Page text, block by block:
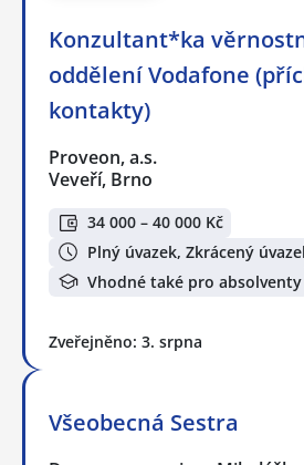
Konzultant*ka
oddělení Vodafone
kontakty)
Proveon, a.s.
Veveří, Brno
34 000 – 40 000 Kč
Plný úvazek, Zkrácený
Vhodné také pro absolventy
Zveřejněno: 3. srpna
Všeobecná Sestra